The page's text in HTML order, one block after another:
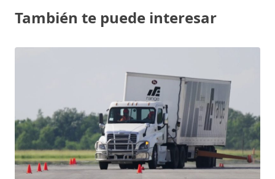
También te puede interesar